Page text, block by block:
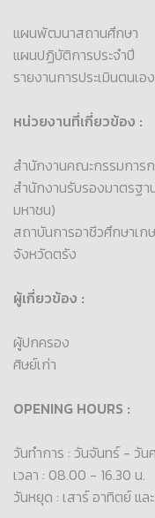
แผนพัฒนาสถานศึกษา
แผนปฏิบัติการประจำปี
รายงานการประเมินตนเอ
หน่วยงานที่เกี่ยวข้อง :
สำนักงานคณะกรรมการ
สำนักงานรับรองมาตรฐ
มหาชน)
สถาบันการอาชีวศึกษาเก
จังหวัดตรัง
ผู้เกี่ยวข้อง :
ผู้ปกครอง
ศิษย์เก่า
OPENING HOURS :
วันทำการ : วันจันทร์ - วัน
เวลา : 08.00 - 16.30 น.
วันหยุด : เสาร์ อาทิตย์ แ